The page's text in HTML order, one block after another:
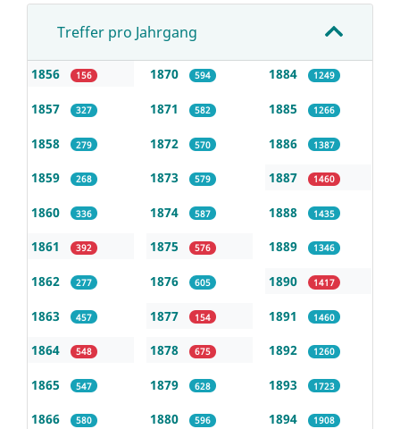
Treffer pro Jahrgang
1856 156
1857 327
1858 279
1859 268
1860 336
1861 392
1862 277
1863 457
1864 548
1865 547
1866 580
1870 594
1871 582
1872 570
1873 579
1874 587
1875 576
1876 605
1877 154
1878 675
1879 628
1880 596
1884 1249
1885 1266
1886 1387
1887 1460
1888 1435
1889 1346
1890 1417
1891 1460
1892 1260
1893 1723
1894 1908